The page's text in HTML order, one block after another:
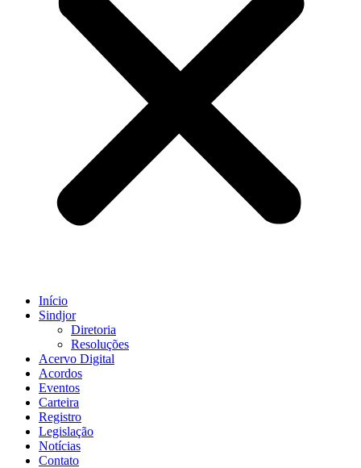
Início
Sindjor
Diretoria
Resoluções
Acervo Digital
Acordos
Eventos
Carteira
Registro
Legislação
Notícias
Contato